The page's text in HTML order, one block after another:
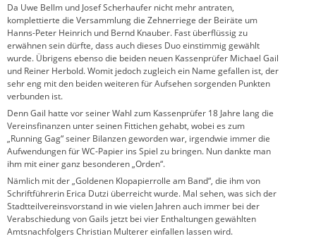
Da Uwe Bellm und Josef Scherhaufer nicht mehr antraten,
komplettierte die Versammlung die Zehnerriege der Beiräte um
Hanns-Peter Heinrich und Bernd Knauber. Fast überflüssig zu
erwähnen sein dürfte, dass auch dieses Duo einstimmig gewählt
wurde. Übrigens ebenso die beiden neuen Kassenprüfer Michael Gail
und Reiner Herbold. Womit jedoch zugleich ein Name gefallen ist, der
sehr eng mit den beiden weiteren für Aufsehen sorgenden Punkten
verbunden ist.
Denn Gail hatte vor seiner Wahl zum Kassenprüfer 18 Jahre lang die
Vereinsfinanzen unter seinen Fittichen gehabt, wobei es zum
„Running Gag“ seiner Bilanzen geworden war, irgendwie immer die
Aufwendungen für WC-Papier ins Spiel zu bringen. Nun dankte man
ihm mit einer ganz besonderen „Orden“.
Nämlich mit der „Goldenen Klopapierrolle am Band“, die ihm von
Schriftführerin Erica Dutzi überreicht wurde. Mal sehen, was sich der
Stadtteilvereinsvorstand in wie vielen Jahren auch immer bei der
Verabschiedung von Gails jetzt bei vier Enthaltungen gewählten
Amtsnachfolgers Christian Multerer einfallen lassen wird.